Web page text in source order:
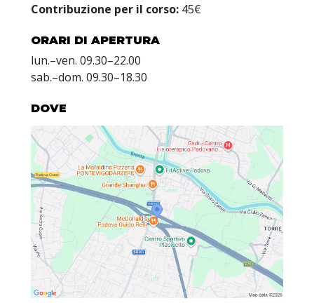
Contribuzione per il corso: 45€
ORARI DI APERTURA
lun.–ven. 09.30–22.00
sab.–dom. 09.30–18.30
DOVE